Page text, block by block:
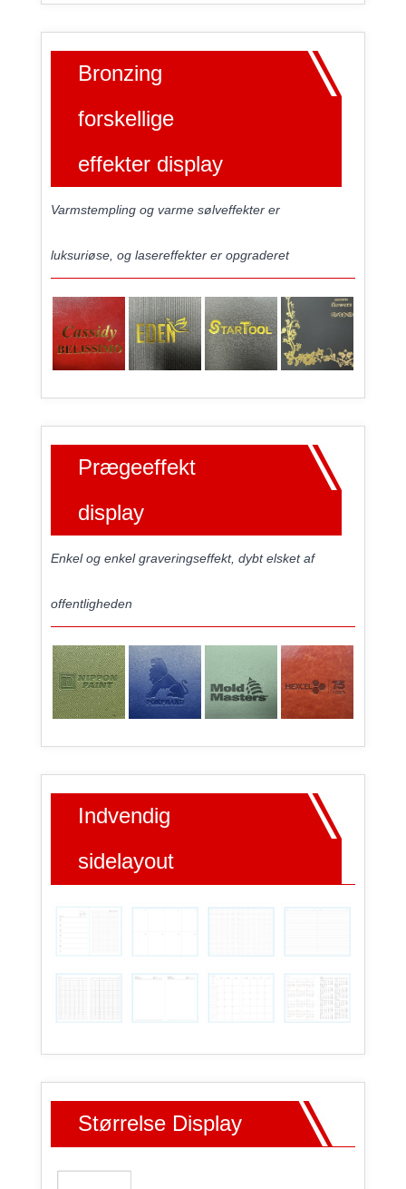
Bronzing
forskellige
effekter display
Varmstempling og varme sølveffekter er
luksuriøse, og lasereffekter er opgraderet
Prægeeffekt
display
Enkel og enkel graveringseffekt, dybt elsket af
offentligheden
Indvendig
sidelayout
Størrelse Display